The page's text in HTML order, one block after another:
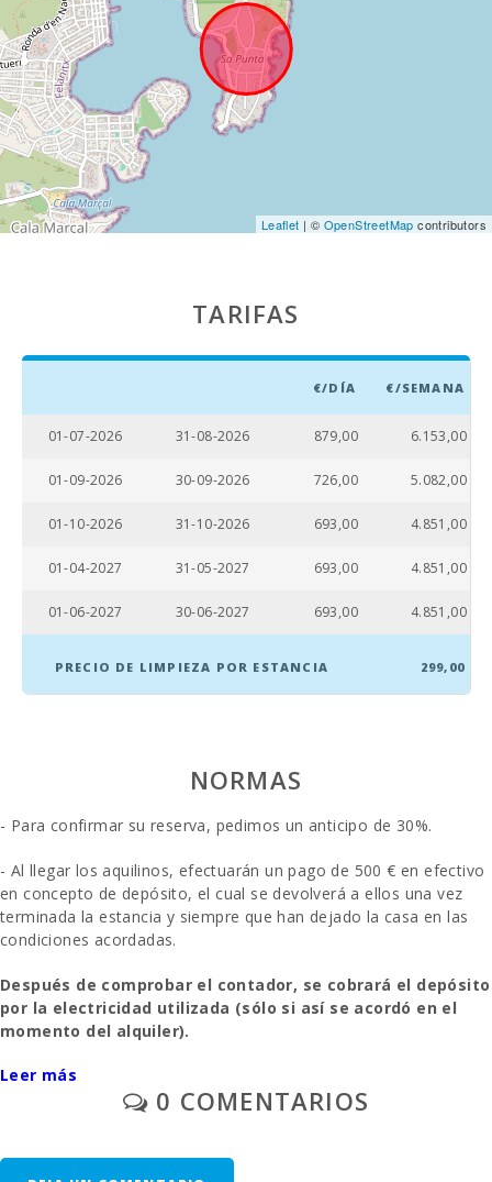
Supermercado
LIDL (km):
Deporte
Acuatico (km):
Lago - Es Llac
Gran (km):
JUNGLE PARC
MALLORCA
(km):
atracciones -
Baulo (km):
Playa Can
Playa Cala
Manacor (km):
Alcanada (km)
:
Playa de Muro
Cala
Llombards
(km):
Playa de
(km):
Leaflet | © OpenStreetMap contributors
TARIFAS
€/DÍA €/SEMANA
01-07-2026 31-08-2026 879,00 6.153,00
01-09-2026 30-09-2026 726,00 5.082,00
01-10-2026 31-10-2026 693,00 4.851,00
01-04-2027 31-05-2027 693,00 4.851,00
01-06-2027 30-06-2027 693,00 4.851,00
PRECIO DE LIMPIEZA POR ESTANCIA 299,00
NORMAS
- Para confirmar su reserva, pedimos un anticipo de 30%.
- Al llegar los aquilinos, efectuarán un pago de 500 € en efectivo
en concepto de depósito, el cual se devolverá a ellos una vez
terminada la estancia y siempre que han dejado la casa en las
condiciones acordadas.
Después de comprobar el contador, se cobrará el depósito
por la electricidad utilizada (sólo si así se acordó en el
momento del alquiler).
- Aparcamiento al aire libre/garage: /sin reservar.
(sólo si así se acordó en el momento del alquiler).
Leer más
0 COMENTARIOS